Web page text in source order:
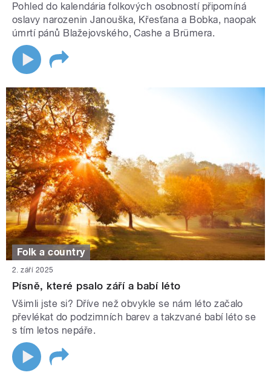
Pohled do kalendária folkových osobností připomíná
oslavy narozenin Janouška, Křesťana a Bobka, naopak
úmrtí pánů Blažejovského, Cashe a Brümera.
Folk a country
2. září 2025
Písně, které psalo září a babí léto
Všimli jste si? Dříve než obvykle se nám léto začalo
převlékat do podzimních barev a takzvané babí léto se
s tím letos nepáře.